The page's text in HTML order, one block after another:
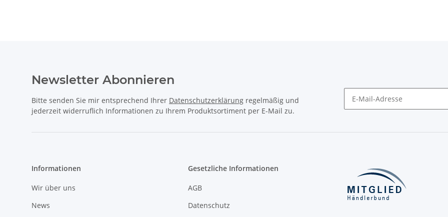
Newsletter Abonnieren
Bitte senden Sie mir entsprechend Ihrer Datenschutzerklärung regelmäßig und
jederzeit widerruflich Informationen zu Ihrem Produktsortiment per E-Mail zu.
Informationen
Wir über uns
News
Gesetzliche Informationen
AGB
Datenschutz